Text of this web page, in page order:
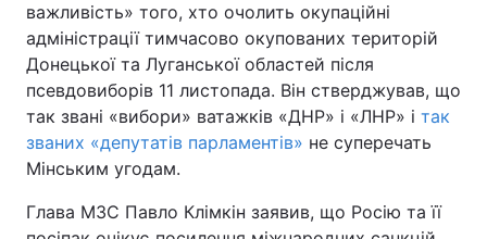
важливість» того, хто очолить окупаційні
адміністрації тимчасово окупованих територій
Донецької та Луганської областей після
псевдовиборів 11 листопада. Він стверджував, що
так звані «вибори» ватажків «ДНР» і «ЛНР» і так
званих «депутатів парламентів» не суперечать
Мінським угодам.
Глава МЗС Павло Клімкін заявив, що Росію та її